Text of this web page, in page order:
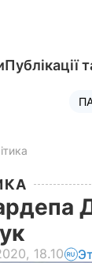
Публікації
18.10